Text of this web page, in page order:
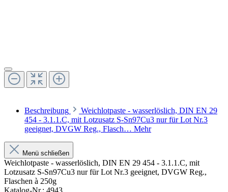
Beschreibung
Weichlotpaste - wasserlöslich, DIN EN 29
454 - 3.1.1.C, mit Lotzusatz S-Sn97Cu3 nur für Lot Nr.3
geeignet, DVGW Reg., Flasch… Mehr
Menü schließen
Weichlotpaste - wasserlöslich, DIN EN 29 454 - 3.1.1.C, mit
Lotzusatz S-Sn97Cu3 nur für Lot Nr.3 geeignet, DVGW Reg.,
Flaschen à 250g
Katalog-Nr.: 4943